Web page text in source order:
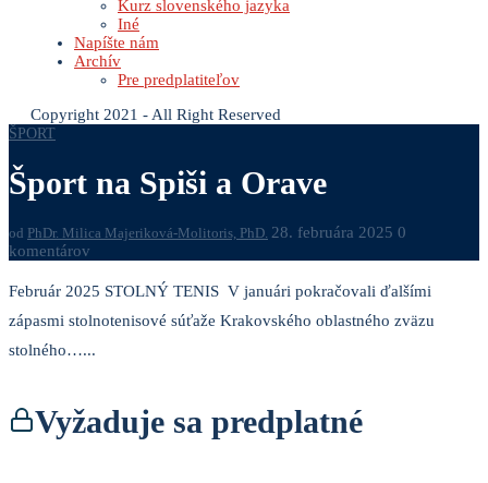
Kurz slovenského jazyka
Iné
Napíšte nám
Archív
Pre predplatiteľov
Copyright 2021 - All Right Reserved
ŠPORT
Šport na Spiši a Orave
od PhDr. Milica Majeriková-Molitoris, PhD. 28. februára 2025 0
komentárov
Február 2025 STOLNÝ TENIS V januári pokračovali ďalšími
zápasmi stolnotenisové súťaže Krakovského oblastného zväzu
stolného…...
Vyžaduje sa predplatné